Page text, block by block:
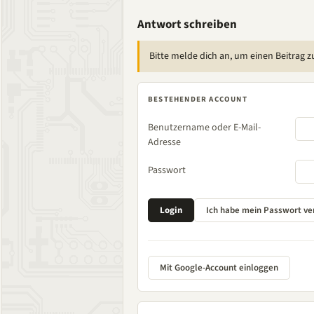
Antwort schreiben
Bitte melde dich an, um einen Beitrag
BESTEHENDER ACCOUNT
Benutzername oder E-Mail-
Adresse
Passwort
Mit Google-Account einloggen